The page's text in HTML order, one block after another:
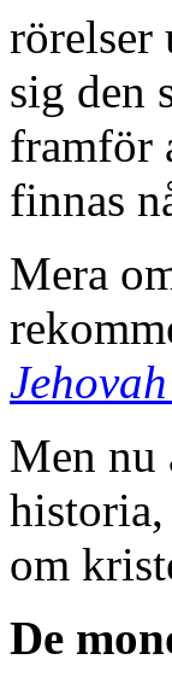
rörelser
sig den
framför
finnas
Mera
Men nu
historia,
om
De